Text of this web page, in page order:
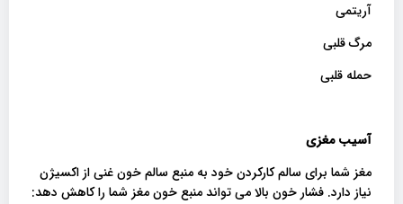
آریتمی
مرگ قلبی
حمله قلبی
آسیب مغزی
مغز شما برای سالم کارکردن خود به منبع سالم خون غنی از اکسیژن
نیاز دارد. فشار خون بالا می تواند منبع خون مغز شما را کاهش دهد: